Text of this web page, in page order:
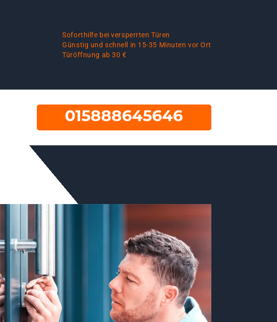
Soforthilfe bei versperrten Türen
Günstig und schnell in 15-35 Minuten vor Ort
Türöffnung ab 30 €